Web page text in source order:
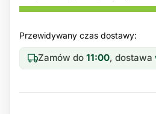
Przewidywany czas dostawy:
Zamów do 11:00, dostawa